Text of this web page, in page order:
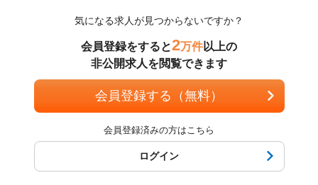
気になる求人が見つからないですか？
会員登録をすると2万件以上の
非公開求人を閲覧できます
会員登録する（無料）
会員登録済みの方はこちら
ログイン